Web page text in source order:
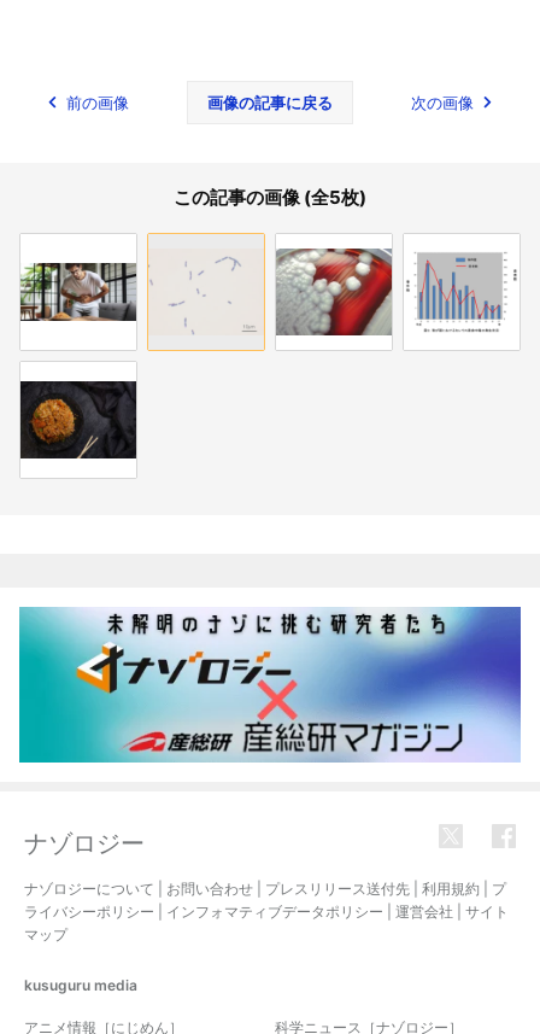
前の画像 画像の記事に戻る 次の画像
この記事の画像 (全5枚)
ナゾロジー
ナゾロジーについて お問い合わせ プレスリリース送付先 利用規約
プ
ライバシーポリシー
インフォマティブデータポリシー 運営会社
サイト
マップ
kusuguru media
アニメ情報［にじめん］ 科学ニュース［ナゾロジー］